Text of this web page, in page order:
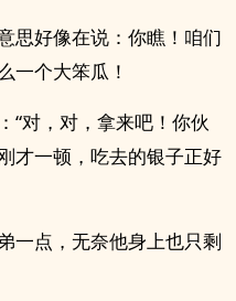
思好像在说：你瞧！咱们
一个大笨瓜！
“对，对，拿来吧！你伙
才一顿，吃去的银子正好
一点，无奈他身上也只剩